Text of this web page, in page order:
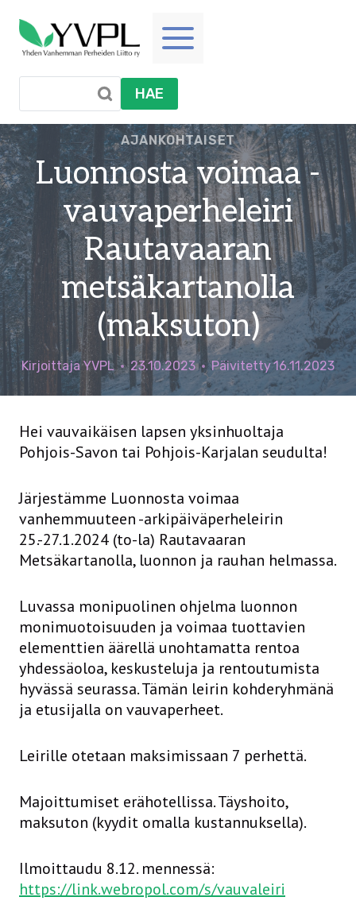
sisältöön
HAE
AJANKOHTAISET
Luonnosta voimaa -
vauvaperheleiri
Rautavaaran
metsäkartanolla
(maksuton)
Kirjoittaja YVPL 23.10.2023 Päivitetty16.11.2023
Hei vauvaikäisen lapsen yksinhuoltaja
Pohjois-Savon tai Pohjois-Karjalan seudulta!
Järjestämme Luonnosta voimaa
vanhemmuuteen -arkipäiväperheleirin
25.-27.1.2024 (to-la) Rautavaaran
Metsäkartanolla, luonnon ja rauhan helmassa.
Luvassa monipuolinen ohjelma luonnon
monimuotoisuuden ja voimaa tuottavien
elementtien äärellä unohtamatta rentoa
yhdessäoloa, keskusteluja ja rentoutumista
hyvässä seurassa. Tämän leirin kohderyhmänä
ja etusijalla on vauvaperheet.
Leirille otetaan maksimissaan 7 perhettä.
Majoittumiset erähotellissa. Täyshoito,
maksuton (kyydit omalla kustannuksella).
Ilmoittaudu 8.12. mennessä:
https://link.webropol.com/s/vauvaleiri